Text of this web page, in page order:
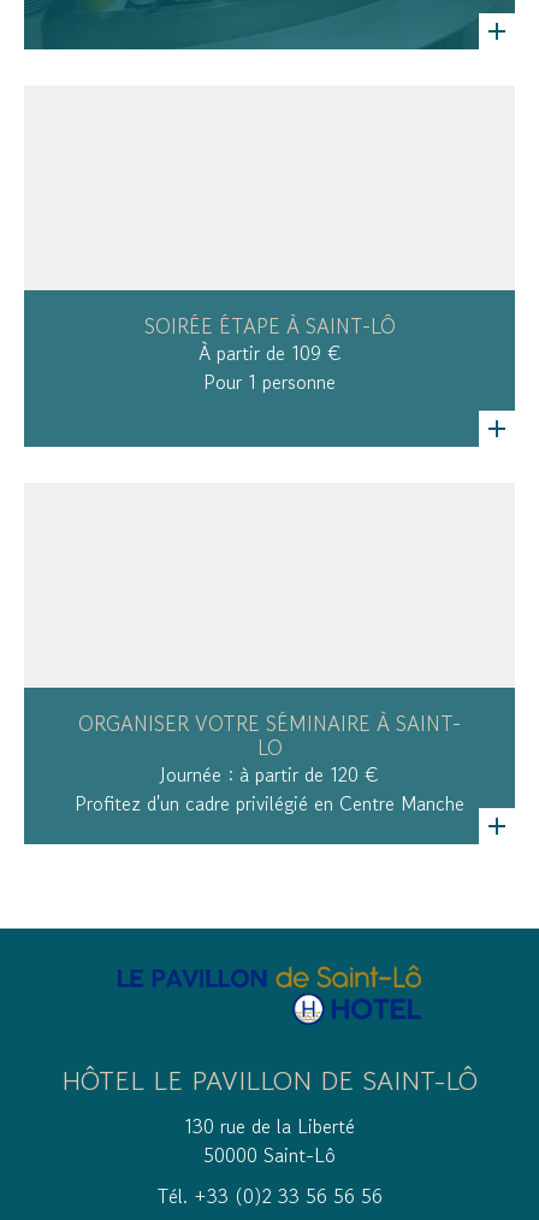
SOIRÉE ÉTAPE À SAINT-LÔ
À partir de 109 €
Pour 1 personne
ORGANISER VOTRE SÉMINAIRE À SAINT-
LO
Journée : à partir de 120 €
Profitez d'un cadre privilégié en Centre Manche
HÔTEL LE PAVILLON DE SAINT-LÔ
130 rue de la Liberté
50000 Saint-Lô
Tél. +33 (0)2 33 56 56 56